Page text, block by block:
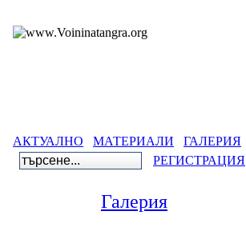
АКТУАЛНО МАТЕРИАЛИ ГАЛЕРИЯ
РЕГИСТРАЦИЯ
Галерия